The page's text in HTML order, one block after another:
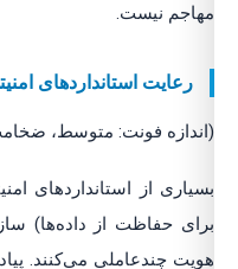
مهاجم نیست.
رعایت استانداردهای
(اندازه فونت: متوسط،
برای حفاظت از داده‌ها)